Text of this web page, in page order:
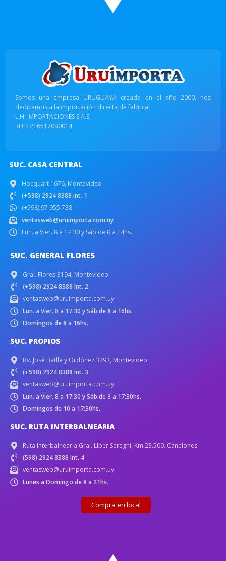
Somos una empresa URUGUAYA creada en el año 2000, nos
dedicamos a la importación directa de fabrica.
L.H. IMPORTACIONES S.A.S.
RUT: 216517090014
SUC. CASA CENTRAL
Hocquart 1676, Montevideo
(+598) 2924 8388 int. 1
(+598) 97 955 738
ventasweb@uruimporta.com.uy
Lun. a Vier. 8 a 17:30 y Sáb de 8 a 14hs.
SUC. GENERAL FLORES
Gral. Flores 3194, Montevideo
(+598) 2924 8388 Int. 2
ventasweb@uruimporta.com.uy
Lun. a Vier. 8 a 17:30 y Sáb de 8 a 16hs.
Domingos de 8 a 16hs.
SUC. PROPIOS
Bv. José Batlle y Ordóñez 3293, Montevideo
(+598) 2924 8388 Int. 3
ventasweb@uruimporta.com.uy
Lun. a Vier. 8 a 17:30 y Sáb de 8 a 17:30hs.
Domingos de 10 a 17:30hs.
SUC. RUTA INTERBALNEARIA
Ruta Interbalnearia Gral. Líber Seregni, Km 23.500. Canelones
(598) 2924 8388 Int. 4
ventasweb@uruimporta.com.uy
Lunes a Domingo de 8 a 21hs.
Compra en local